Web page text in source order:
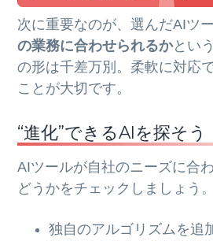
次に重要なのが、選んだAIツ
の業務に合わせられるかとい
の形は千差万別。柔軟に対応
ことが大切です。
“進化”できるAIを探そう
AIツールが自社のニーズに合
どうかをチェックしましょう
独自のアルゴリズムを追